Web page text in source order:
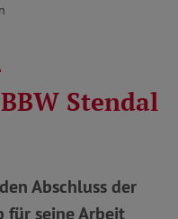
Stendal
Abschluss der
für seine Arbeit